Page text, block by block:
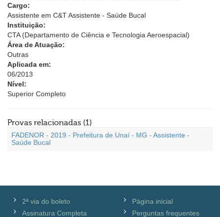
Cargo:
Assistente em C&T Assistente - Saúde Bucal
Instituição:
CTA (Departamento de Ciência e Tecnologia Aeroespacial)
Área de Atuação:
Outras
Aplicada em:
06/2013
Nível:
Superior Completo
Provas relacionadas (1)
FADENOR - 2019 - Prefeitura de Unaí - MG - Assistente -
Saúde Bucal
2ª via do boleto
Assinatura Completa
Página inicial
Perguntas frequentes